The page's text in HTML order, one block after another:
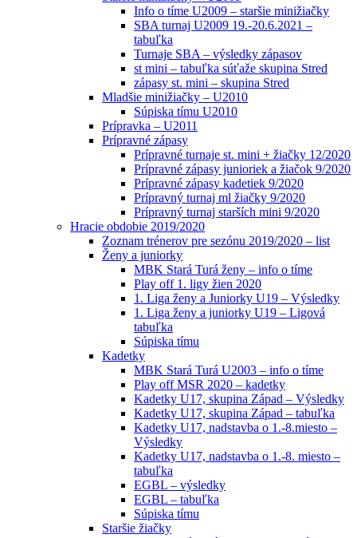
Info o tíme U2009 – staršie minižiačky
SBA turnaj U2009 19.-20.6.2021 –
tabuľka
Turnaje SBA – výsledky zápasov
st mini – tabuľka súťaže skupina Stred
zápasy st. mini – skupina Stred
Mladšie minižiačky – U2010
Súpiska tímu U2010
Prípravka – U2011
Prípravné zápasy
Prípravné turnaje st. mini + žiačky 12/2020
Prípravné zápasy junioriek a žiačok 9/2020
Prípravné zápasy kadetiek 9/2020
Prípravný turnaj ml žiačky 9/2020
Prípravný turnaj starších mini 9/2020
Hracie obdobie 2019/2020
Zoznam trénerov pre sezónu 2019/2020 – list
Ženy a juniorky
MBK Stará Turá ženy – info o tíme
Play off 1. ligy žien 2020
1. Liga ženy a Juniorky U19 – Výsledky
1. Liga ženy a juniorky U19 – Ligová
tabuľka
Súpiska tímu
Kadetky
MBK Stará Turá U2003 – info o tíme
Play off MSR 2020 – kadetky
Kadetky U17, skupina Západ – Výsledky
Kadetky U17, skupina Západ – tabuľka
Kadetky U17, nadstavba o 1.-8.miesto –
Výsledky
Kadetky U17, nadstavba o 1.-8. miesto –
tabuľka
EGBL – výsledky
EGBL – tabuľka
Súpiska tímu
Staršie žiačky